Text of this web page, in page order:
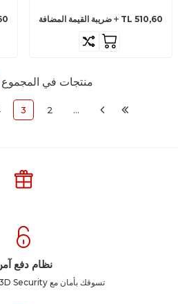
510,60 ضريبة القيمة المضافة
منتجات في المجموع
…
2
3
نظام دفع
تسوقك بأمان مع 3D Security و 256 Bit SSL.